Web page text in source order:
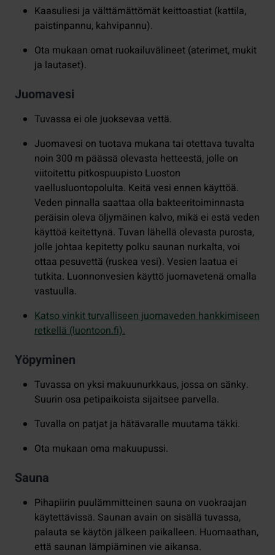
Kaasuliesi ja välttämättömät keittoastiat (kattila,
paistinpannu, kahvipannu).
Ota mukaan omat ruokailuvälineet (aterimet, mukit
ja lautaset).
Juomavesi
Tuvassa ei ole juoksevaa vettä.
Juomavesi on tuotava mukana tai otettava tuvalta
noin 300 m päässä olevasta hetteestä, jolle on
viitoitettu pitkospuupisto Luoston
vaellusluontopolulta. Keitä vesi ennen käyttöä.
Veden pinnalla saattaa olla bakteeritoiminnasta
peräisin oleva öljymäinen kalvo, mikä ei estä veden
käyttöä keitettynä. Tuvan lähellä olevasta purosta,
jolle johtaa kepitetty polku saunan nurkalta, voi
ottaa pesuvettä (ruskea vesi). Vesien laatua ei
tutkita. Luonnonvesien käyttö juomavetenä omalla
vastuulla.
Katso vinkit turvalliseen juomaveden hankkimiseen
retkellä (luontoon.fi).
Yöpyminen
Tuvassa on yksi makuunurkkaus, jossa on sänky.
Suurin osa petipaikoista sijaitsee parvella.
Tuvalla on patjat ja hätävaralle muutama täkki.
Ota mukaan oma makuupussi.
Sauna
Pihapiirin puulämmitteinen sauna on vuokraajan
käytettävissä. Saunan avain on sisällä tuvassa,
palauta se käytön jälkeen paikalleen. Huomaathan,
että saunan lämpiäminen vie aikansa.